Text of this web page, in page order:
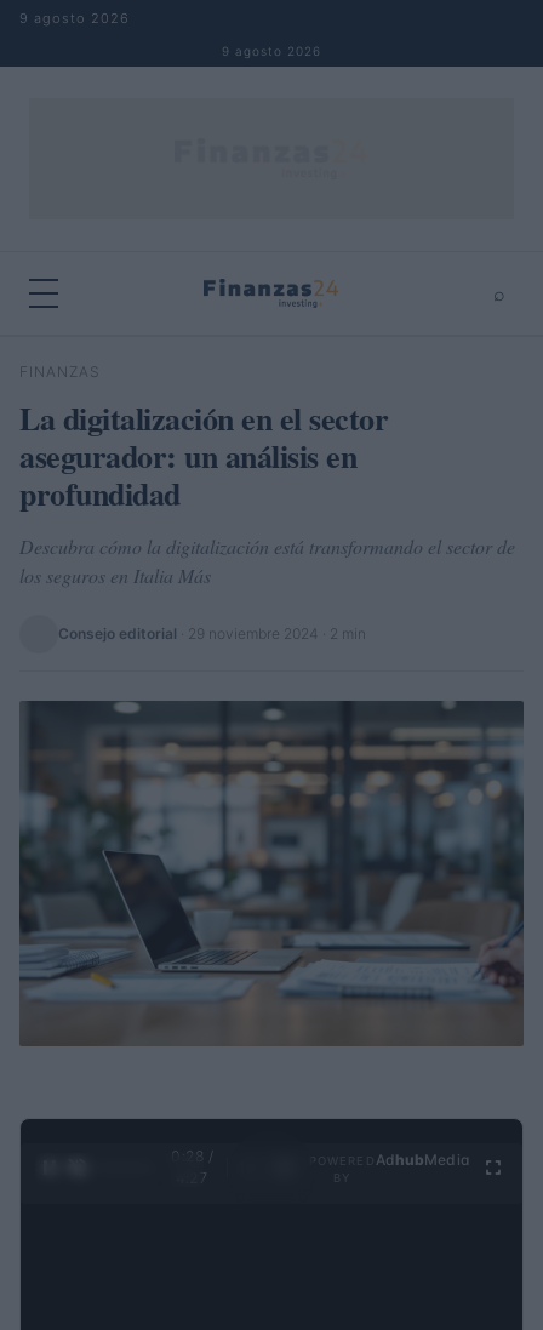
Saltar al contenido
9 agosto 2026
9 agosto 2026
⌕
Buscar
FINANZAS
La digitalización en el sector
asegurador: un análisis en
profundidad
Descubra cómo la digitalización está transformando el sector de
los seguros en Italia Más
Consejo editorial 29 noviembre 2024 · 2 min
0:28 /
4:27
Ad hubMedia